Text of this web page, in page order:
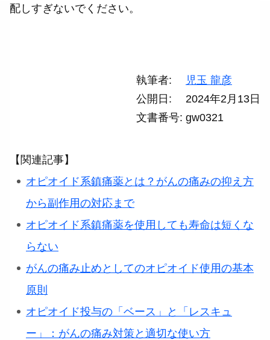
配しすぎないでください。
執筆者
児玉 龍彦
公開日
2024年2月13日
文書番号 gw0321
【関連記事】
オピオイド系鎮痛薬とは？がんの痛みの抑え方
から副作用の対応まで
オピオイド系鎮痛薬を使用しても寿命は短くな
らない
がんの痛み止めとしてのオピオイド使用の基本
原則
オピオイド投与の「ベース」と「レスキュ
ー」：がんの痛み対策と適切な使い方